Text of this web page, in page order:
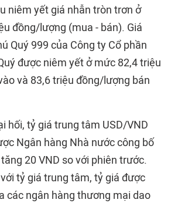
niêm yết giá nhẫn tròn trơn ở
đồng/lượng (mua - bán). Giá
Quý 999 của Công ty Cổ phần
được niêm yết ở mức 82,4 triệu
và 83,6 triệu đồng/lượng bán
hối, tỷ giá trung tâm USD/VND
Ngân hàng Nhà nước công bố
20 VND so với phiên trước.
tỷ giá trung tâm, tỷ giá được
các ngân hàng thương mại dao